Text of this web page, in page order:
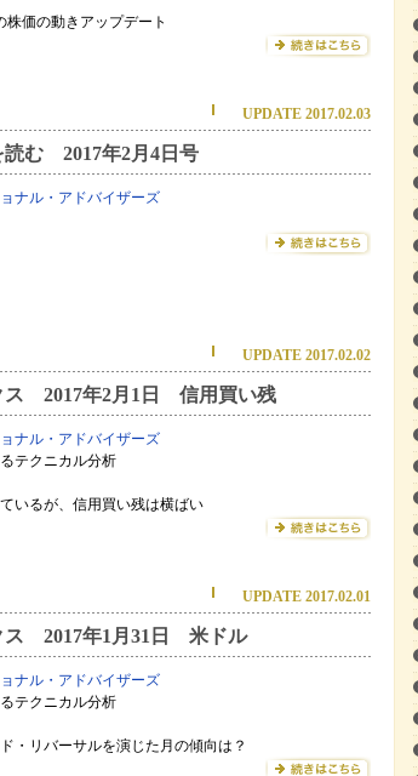
株価の動きアップデート
UPDATE 2017.02.03
読む 2017年2月4日号
ナル・アドバイザーズ
UPDATE 2017.02.02
ス 2017年2月1日 信用買い残
ナル・アドバイザーズ
テクニカル分析
いるが、信用買い残は横ばい
UPDATE 2017.02.01
ス 2017年1月31日 米ドル
ナル・アドバイザーズ
テクニカル分析
・リバーサルを演じた月の傾向は？